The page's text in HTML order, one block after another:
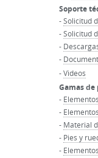
Soporte
-Solicitud
-Solicitud
-
-
-Videos
Gamas
-
-
- Material
- Pies y
-